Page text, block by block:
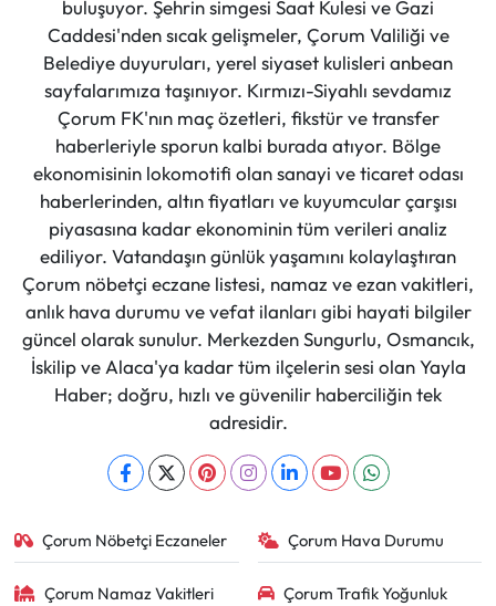
buluşuyor. Şehrin simgesi Saat Kulesi ve Gazi
Caddesi'nden sıcak gelişmeler, Çorum Valiliği ve
Belediye duyuruları, yerel siyaset kulisleri anbean
sayfalarımıza taşınıyor. Kırmızı-Siyahlı sevdamız
Çorum FK'nın maç özetleri, fikstür ve transfer
haberleriyle sporun kalbi burada atıyor. Bölge
ekonomisinin lokomotifi olan sanayi ve ticaret odası
haberlerinden, altın fiyatları ve kuyumcular çarşısı
piyasasına kadar ekonominin tüm verileri analiz
ediliyor. Vatandaşın günlük yaşamını kolaylaştıran
Çorum nöbetçi eczane listesi, namaz ve ezan vakitleri,
anlık hava durumu ve vefat ilanları gibi hayati bilgiler
güncel olarak sunulur. Merkezden Sungurlu, Osmancık,
İskilip ve Alaca'ya kadar tüm ilçelerin sesi olan Yayla
Haber; doğru, hızlı ve güvenilir haberciliğin tek
adresidir.
Çorum Nöbetçi Eczaneler Çorum Hava Durumu
Çorum Namaz Vakitleri
Çorum Trafik Yoğunluk